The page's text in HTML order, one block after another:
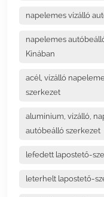
napelemes vízálló
napelemes
Kínában
acél, vízálló
szerkezet
alumínium, vízálló,
autóbeálló szerkezet
lefedett lapostető-
leterhelt lapostető-